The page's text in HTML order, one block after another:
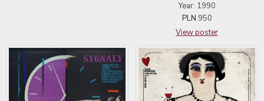
Year: 1990
PLN 950
View poster